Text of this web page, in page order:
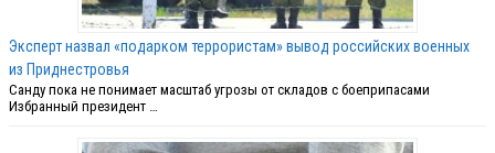
Эксперт назвал «подарком террористам» вывод российских военных
из Приднестровья
Санду пока не понимает масштаб угрозы от складов с боеприпасами
Избранный президент …